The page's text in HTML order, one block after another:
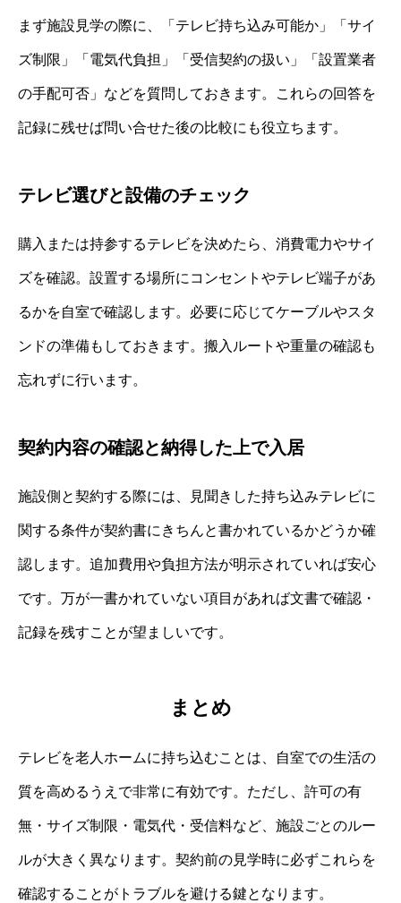
まず施設見学の際に、「テレビ持ち込み可能か」「サイ
ズ制限」「電気代負担」「受信契約の扱い」「設置業者
の手配可否」などを質問しておきます。これらの回答を
記録に残せば問い合せた後の比較にも役立ちます。
テレビ選びと設備のチェック
購入または持参するテレビを決めたら、消費電力やサイ
ズを確認。設置する場所にコンセントやテレビ端子があ
るかを自室で確認します。必要に応じてケーブルやスタ
ンドの準備もしておきます。搬入ルートや重量の確認も
忘れずに行います。
契約内容の確認と納得した上で入居
施設側と契約する際には、見聞きした持ち込みテレビに
関する条件が契約書にきちんと書かれているかどうか確
認します。追加費用や負担方法が明示されていれば安心
です。万が一書かれていない項目があれば文書で確認・
記録を残すことが望ましいです。
まとめ
テレビを老人ホームに持ち込むことは、自室での生活の
質を高めるうえで非常に有効です。ただし、許可の有
無・サイズ制限・電気代・受信料など、施設ごとのルー
ルが大きく異なります。契約前の見学時に必ずこれらを
確認することがトラブルを避ける鍵となります。